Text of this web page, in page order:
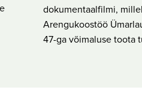
dokumentaalfilmi,
Arengukoostöö
47-ga võimaluse toota